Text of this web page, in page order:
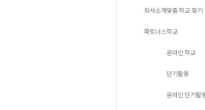
회사소개
파트너스
맞춤 학교 찾기
학교
온라인 학교
단기활동
온라인 단기활